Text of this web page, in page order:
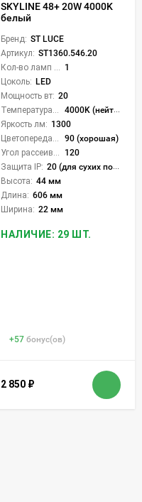
SKYLINE 48+ 20W 4000K
белый
Бренд: ST LUCE
Артикул: ST1360.546.20
1
Цоколь: LED
Мощность вт: 20
4000K (нейтральный)
Яркость лм: 1300
90 (хорошая)
120
Защита IP: 20 (для сухих пом.)
Высота: 44 мм
Длина: 606 мм
Ширина: 22 мм
НАЛИЧИЕ: 29 ШТ.
+57 бонус(ов)
2 850 ₽